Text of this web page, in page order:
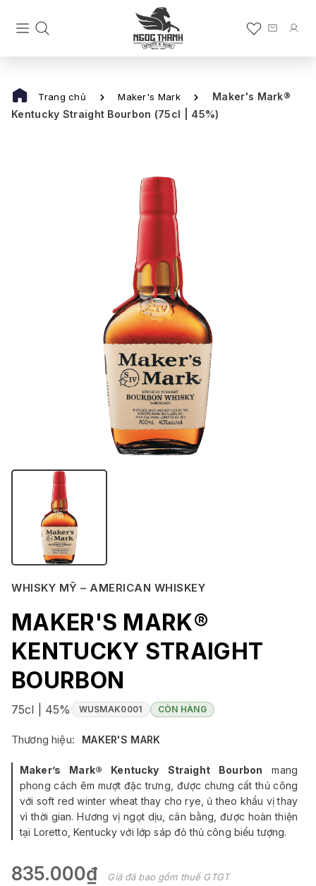
Trang chủ Maker's Mark
Maker's Mark®
Kentucky Straight Bourbon (75cl | 45%)
WHISKY MỸ – AMERICAN WHISKEY
MAKER'S MARK®
KENTUCKY STRAIGHT
BOURBON
75cl | 45% WUSMAK0001 CÒN HÀNG
Thương hiệu: MAKER'S MARK
Maker’s Mark® Kentucky Straight Bourbon mang
phong cách êm mượt đặc trưng, được chưng cất thủ công
với soft red winter wheat thay cho rye, ủ theo khẩu vị thay
vì thời gian. Hương vị ngọt dịu, cân bằng, được hoàn thiện
tại Loretto, Kentucky với lớp sáp đỏ thủ công biểu tượng.
835.000₫ Giá đã bao gồm thuế GTGT